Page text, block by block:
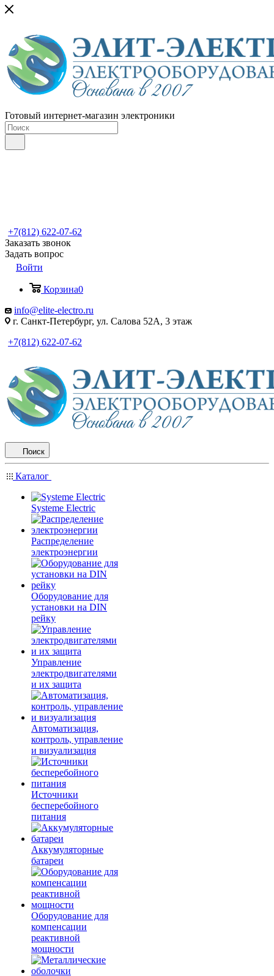
Готовый интернет-магазин электроники
+7(812) 622-07-62
Заказать звонок
Задать вопрос
Войти
Корзина0
info@elite-electro.ru
г. Санкт-Петербург, ул. Салова 52А, 3 этаж
+7(812) 622-07-62
Поиск
Каталог
Systeme Electric
Распределение
электроэнергии
Оборудование для
установки на DIN
рейку
Управление
электродвигателями
и их защита
Автоматизация,
контроль, управление
и визуализация
Источники
бесперебойного
питания
Аккумуляторные
батареи
Оборудование для
компенсации
реактивной
мощности